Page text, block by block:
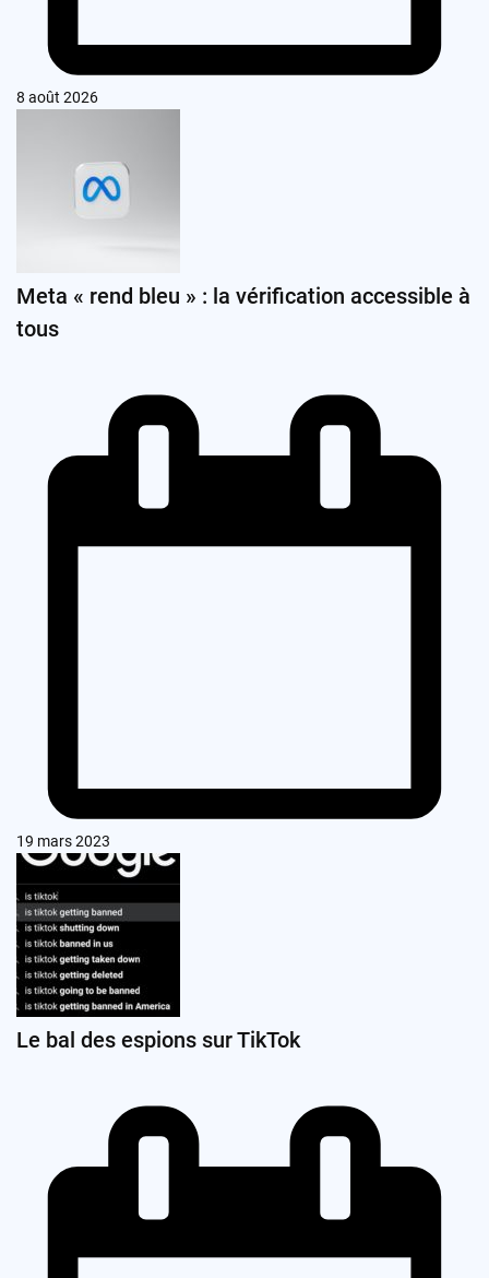
8 août 2026
Meta « rend bleu » : la vérification accessible à
tous
19 mars 2023
Le bal des espions sur TikTok